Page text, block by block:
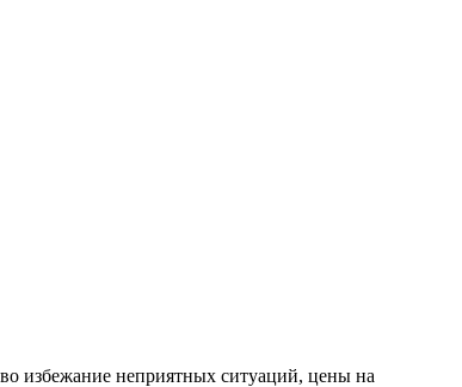
избежание неприятных ситуаций, цены на